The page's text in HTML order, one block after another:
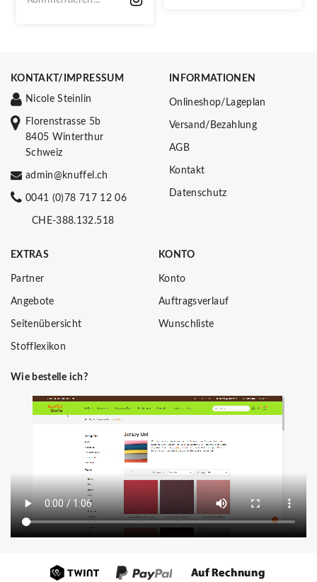
KONTAKT/IMPRESSUM
Nicole Steinlin
Florenstrasse 5b
8405 Winterthur
Schweiz
admin@knuffel.ch
0041 (0)78 717 12 06
CHE-388.132.518
INFORMATIONEN
Onlineshop/Lageplan
Versand/Bezahlung
AGB
Kontakt
Datenschutz
EXTRAS
Partner
Angebote
Seitenübersicht
Stofflexikon
KONTO
Konto
Auftragsverlauf
Wunschliste
Wie bestelle ich?